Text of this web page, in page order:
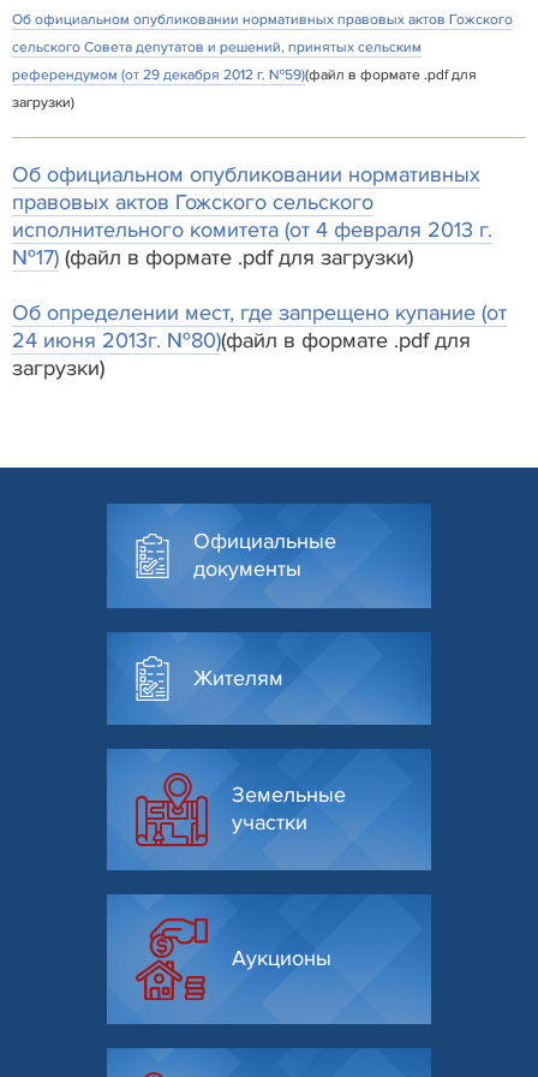
Об официальном опубликовании нормативных правовых актов Гожского
сельского Совета депутатов и решений, принятых сельским
референдумом (от 29 декабря 2012 г. №59)(файл в формате .pdf для
загрузки)
Об официальном опубликовании нормативных
правовых актов Гожского сельского
исполнительного комитета (от 4 февраля 2013 г.
№17) (файл в формате .pdf для загрузки)
Об определении мест, где запрещено купание (от
24 июня 2013г. №80)(файл в формате .pdf для
загрузки)
Официальные
документы
Жителям
Земельные
участки
Аукционы